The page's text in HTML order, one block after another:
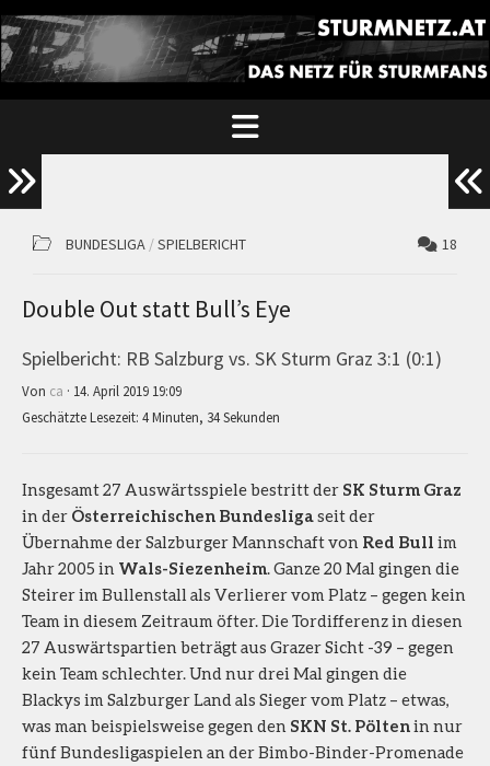
BUNDESLIGA /SPIELBERICHT 18
Double Out statt Bull’s Eye
Spielbericht: RB Salzburg vs. SK Sturm Graz 3:1 (0:1)
Von ca · 14. April 2019 19:09
Geschätzte Lesezeit: 4 Minuten, 34 Sekunden
Insgesamt 27 Auswärtsspiele bestritt der SK Sturm Graz
in der Österreichischen Bundesligaseit der
Übernahme der Salzburger Mannschaft von Red Bull im
Jahr 2005 in Wals-Siezenheim. Ganze 20 Mal gingen die
Steirer im Bullenstall als Verlierer vom Platz – gegen kein
Team in diesem Zeitraum öfter. Die Tordifferenz in diesen
27 Auswärtspartien beträgt aus Grazer Sicht -39 – gegen
kein Team schlechter. Und nur drei Mal gingen die
Blackys im Salzburger Land als Sieger vom Platz – etwas,
was man beispielsweise gegen den SKN St. Pöltenin nur
fünf Bundesligaspielen an der Bimbo-Binder-Promenade